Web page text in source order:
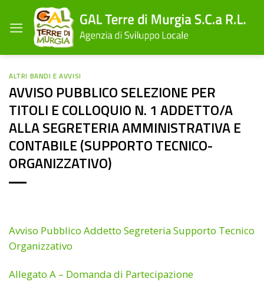
contenuti
ALTRI BANDI E AVVISI
AVVISO PUBBLICO SELEZIONE PER
TITOLI E COLLOQUIO N. 1 ADDETTO/A
ALLA SEGRETERIA AMMINISTRATIVA E
CONTABILE (SUPPORTO TECNICO-
ORGANIZZATIVO)
Avviso Pubblico Addetto Segreteria Supporto Tecnico
Organizzativo
Allegato A – Domanda di Partecipazione